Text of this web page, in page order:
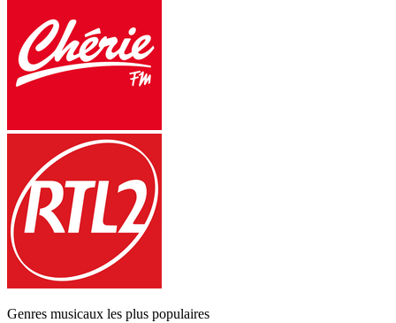
Genres musicaux les plus populaires